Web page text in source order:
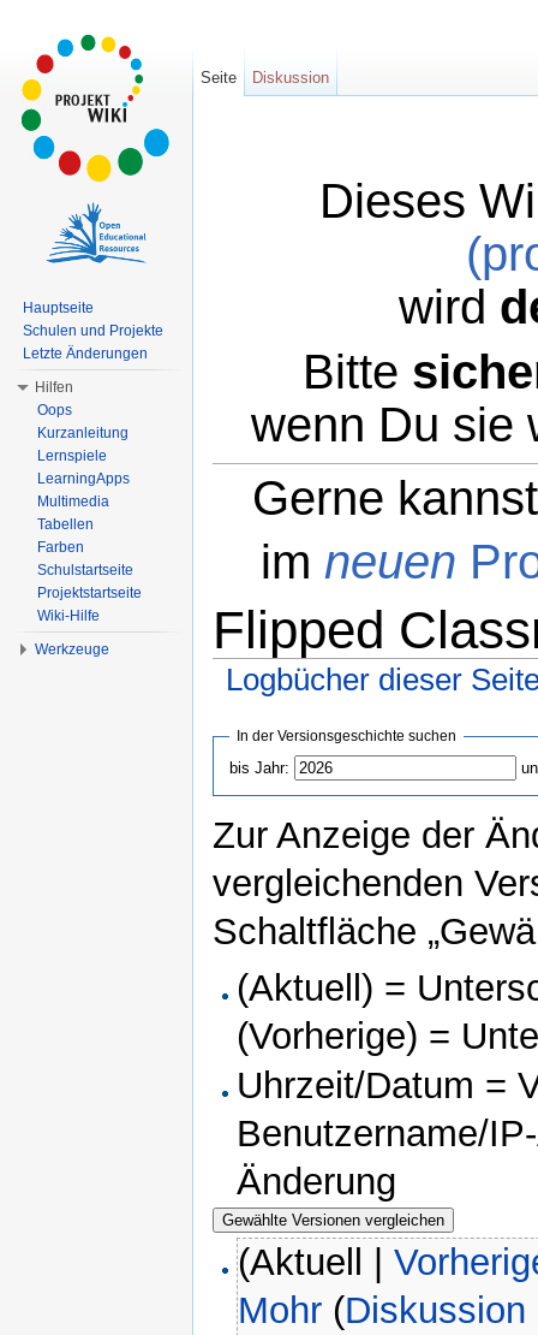
Dieses
wird
Bitte
wenn Du sie
Gerne
im neuen
Flipped
Logbücher dieser
In der Versionsgeschichte suchen
bis Jahr:
Zur Anzeige der
vergleichenden
Schaltfläche
(Aktuell) =
(Vorherige) =
Uhrzeit/Datum =
Benutzername/
Änderung
(Aktuell |
Mohr (Diskussion
Seite Diskussion
Hauptseite
Schulen und Projekte
Letzte Änderungen
Hilfen
Oops
Kurzanleitung
Lernspiele
LearningApps
Multimedia
Tabellen
Farben
Schulstartseite
Projektstartseite
Wiki-Hilfe
Werkzeuge